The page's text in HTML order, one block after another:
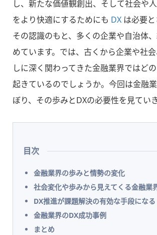
し、新たな価値観創出、そして社会や
をより快適にするためにも DX は必要と
その認識のもと、多くの企業や自治体
めています。では、古くから企業や社
しに深く関わってきた金融業界ではど
起きているのでしょうか。今回は金融
ぼり、その歩みとDXの必要性を見てい
目次
金融業界の歩みと情勢の変化
社会変化や歩みから見えてくる金融業
DX推進が課題解決の有効な手段になる
金融業界のDX成功事例
まとめ